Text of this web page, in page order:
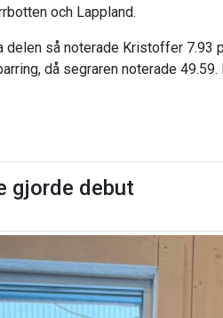
och Lappland.
så noterade Kristoffer 7.93
då segraren noterade
gjorde debut